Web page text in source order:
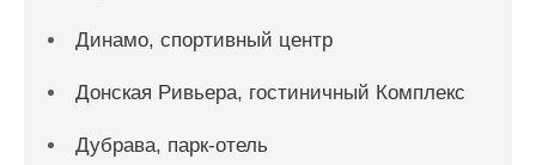
Динамо, спортивный центр
Донская Ривьера, гостиничный Комплекс
Дубрава, парк-отель